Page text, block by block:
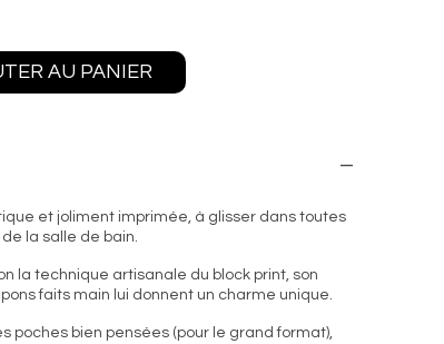
AU PANIER
et joliment imprimée, à glisser dans toutes
de la salle de bain.
la technique artisanale du block print, son
faits main lui donnent un charme unique.
poches bien pensées (pour le grand format),